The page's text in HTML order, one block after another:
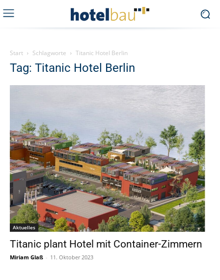
Start Schlagworte Titanic Hotel Berlin
Tag: Titanic Hotel Berlin
Aktuelles
Titanic plant Hotel mit Container-Zimmern
Miriam Glaß - 11. Oktober 2023